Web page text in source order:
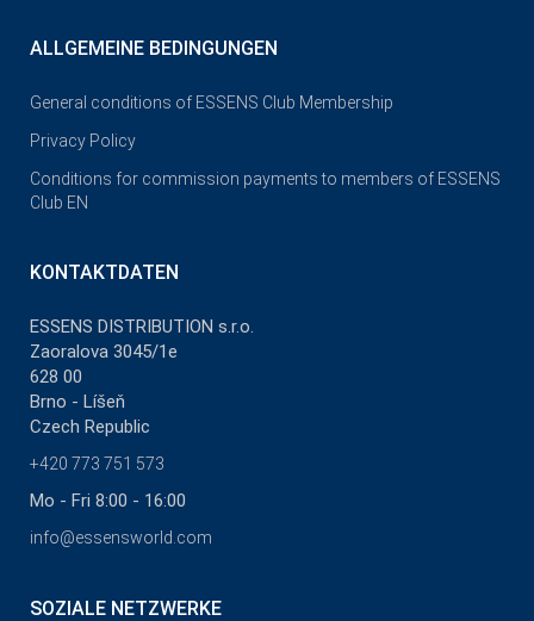
ALLGEMEINE BEDINGUNGEN
General conditions of ESSENS Club Membership
Privacy Policy
Conditions for commission payments to members of ESSENS
Club EN
KONTAKTDATEN
ESSENS DISTRIBUTION s.r.o.
Zaoralova 3045/1e
628 00
Brno - Líšeň
Czech Republic
+420 773 751 573
Mo - Fri 8:00 - 16:00
info@essensworld.com
SOZIALE NETZWERKE